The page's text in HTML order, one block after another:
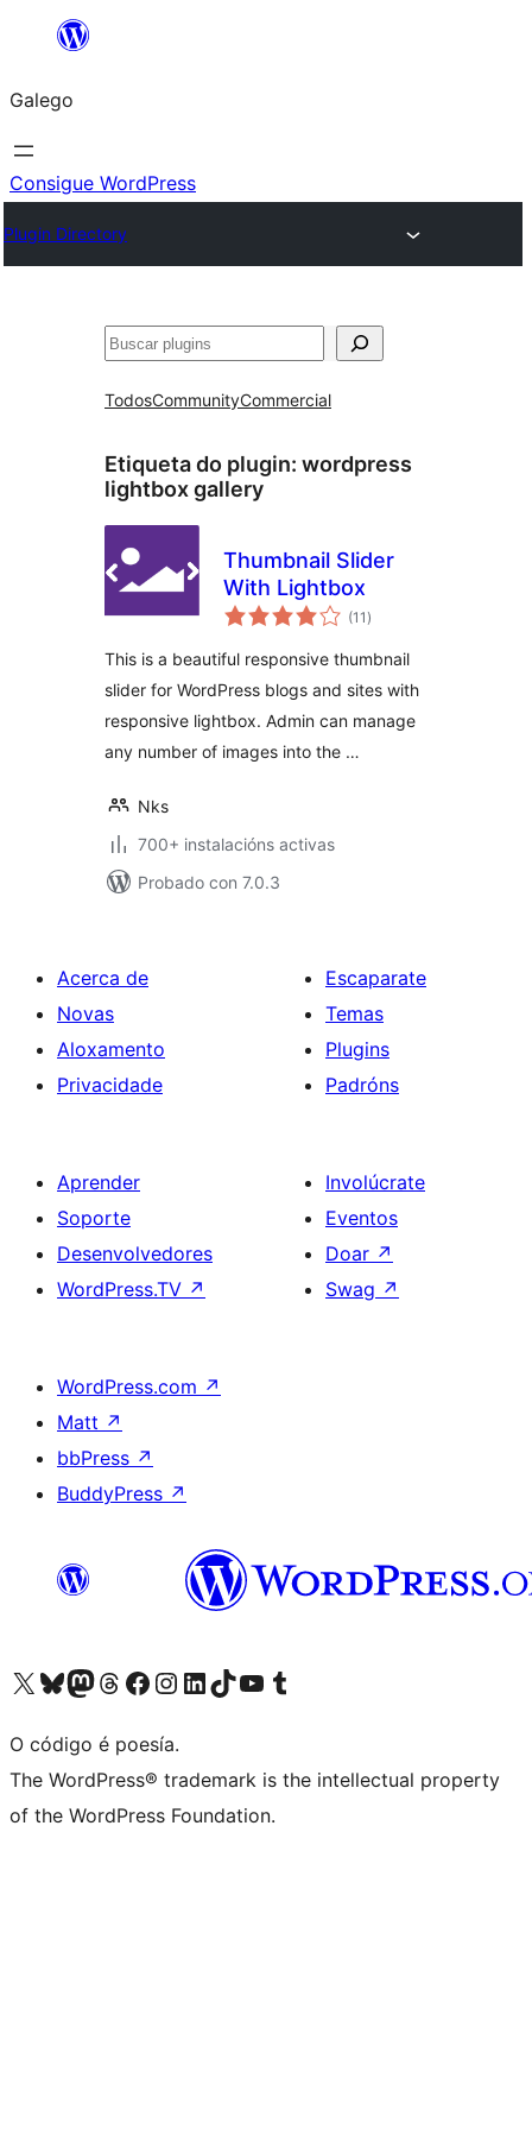
Saltar
contido
Galego
Consigue WordPress
Plugin Directory
Buscar
TodosCommunityCommercial
Etiqueta do plugin: wordpress
lightbox gallery
Thumbnail Slider
With Lightbox
(11 valoracións
totais
)
This is a beautiful responsive thumbnail
slider for WordPress blogs and sites with
responsive lightbox. Admin can manage
any number of images into the …
Nks
700+ instalacións activas
Probado con 7.0.3
Acerca de
Novas
Aloxamento
Privacidade
Escaparate
Temas
Plugins
Padróns
Aprender
Soporte
Desenvolvedores
WordPress.TV ↗
Involúcrate
Eventos
Doar ↗
Swag ↗
WordPress.com ↗
Matt ↗
bbPress ↗
BuddyPress ↗
Visita la cuenta de X (anteriormente Twitter)
Visita a nosa conta de Bluesky
Visita a nosa conta de Mastodon
Visita a nosa conta de Threads
Visita a nosa páxina de Facebook
Visita a nosa conta de Instagram
Visita a nosa conta de LinkedIn
Visita a nosa conta de TikTok
Visita a nosa canle de YouTube
Visita a nosa conta de Tumblr
O código é poesía.
The WordPress® trademark is the intellectual property
of the WordPress Foundation.